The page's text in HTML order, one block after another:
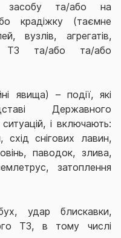
засобу та/або на
крадіжку (таємне
вузлів, агрегатів,
ТЗ та/або та/або
явища) – події, які
Державного
і включають:
снігових лавин,
паводок, злива,
затоплення
удар блискавки,
ТЗ, в тому числі